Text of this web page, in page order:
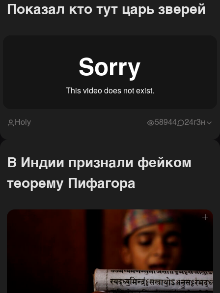
Показал кто тут царь зверей
Holy 58944 24г3н
В Индии признали фейком
теорему Пифагора